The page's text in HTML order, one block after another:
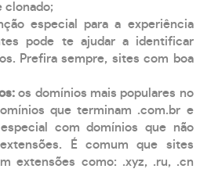
clonado;
especial para a experiência
pode te ajudar a identificar
Prefira sempre, sites com boa
os domínios mais populares no
que terminam .com.br e
com domínios que não
É comum que sites
extensões como: .xyz, .ru, .cn